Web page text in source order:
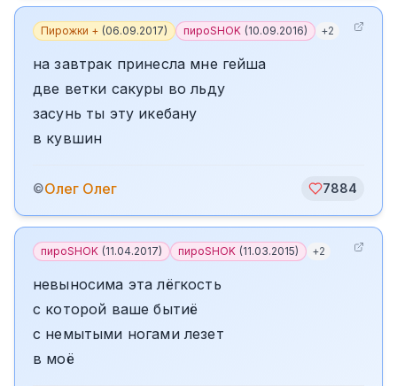
Пирожки + (06.09.2017) пироSHOK (10.09.2016) +2
на завтрак принесла мне гейша
две ветки сакуры во льду
засунь ты эту икебану
в кувшин
©Олег Олег 7884
пироSHOK (11.04.2017) пироSHOK (11.03.2015) +2
невыносима эта лёгкость
с которой ваше бытиё
с немытыми ногами лезет
в моё